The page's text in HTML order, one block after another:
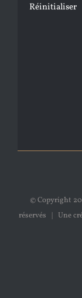
Réinitialiser
© Copyright
réservés | Une